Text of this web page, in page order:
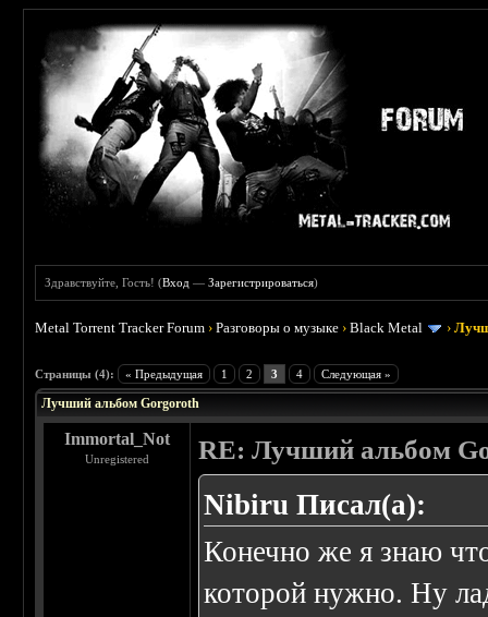
Здравствуйте, Гость! (Вход —Зарегистрироваться)
Metal Torrent Tracker Forum ›Разговоры о музыке ›Black Metal ›
Страницы (4): « Предыдущая 1 2 3 4 Следующая »
Лучший альбом Gorgoroth
Immortal_Not
Unregistered RE: Лучший альбом
Nibiru Писал(а):
Конечно же я знаю
которой нужно. Ну